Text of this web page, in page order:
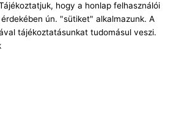
hogy a honlap felhasználói
ún. "sütiket" alkalmazunk. A
tájékoztatásunkat tudomásul veszi.